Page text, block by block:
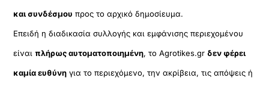
και συνδέσμου προς το αρχικό δημοσίευμα.
Επειδή η διαδικασία συλλογής και εμφάνισης περιεχομένου
είναιπλήρως αυτοματοποιημένη, το Agrotikes.gr δεν φέρει
καμία ευθύνη για το περιεχόμενο, την ακρίβεια, τις απόψεις ή